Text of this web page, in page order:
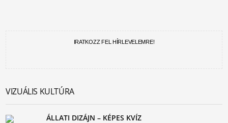
IRATKOZZ FEL HÍRLEVELEMRE!
VIZUÁLIS KULTÚRA
ÁLLATI DIZÁJN – KÉPES KVÍZ